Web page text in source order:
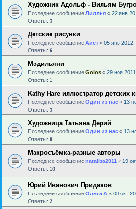
Художник Адольф - Вильям Бугро
Последнее сообщение Лиллия « 22 янв
Ответы: 3
Детские рисунки
Последнее сообщение Аист « 05 янв 2012,
Ответы: 6
Модильяни
Последнее сообщение Golos « 29 ноя
Ответы: 1
Kathy Hare иллюстратор детских
Последнее сообщение Один из нас « 13
Ответы: 3
Художница Татьяна Дерий
Последнее сообщение Один из нас « 13
Ответы: 8
Макросъёмка-разные авторы
Последнее сообщение natalisa2011 « 19
Ответы: 10
Юрий Иванович Приданов
Последнее сообщение Ольга А « 08 окт
Ответы: 2